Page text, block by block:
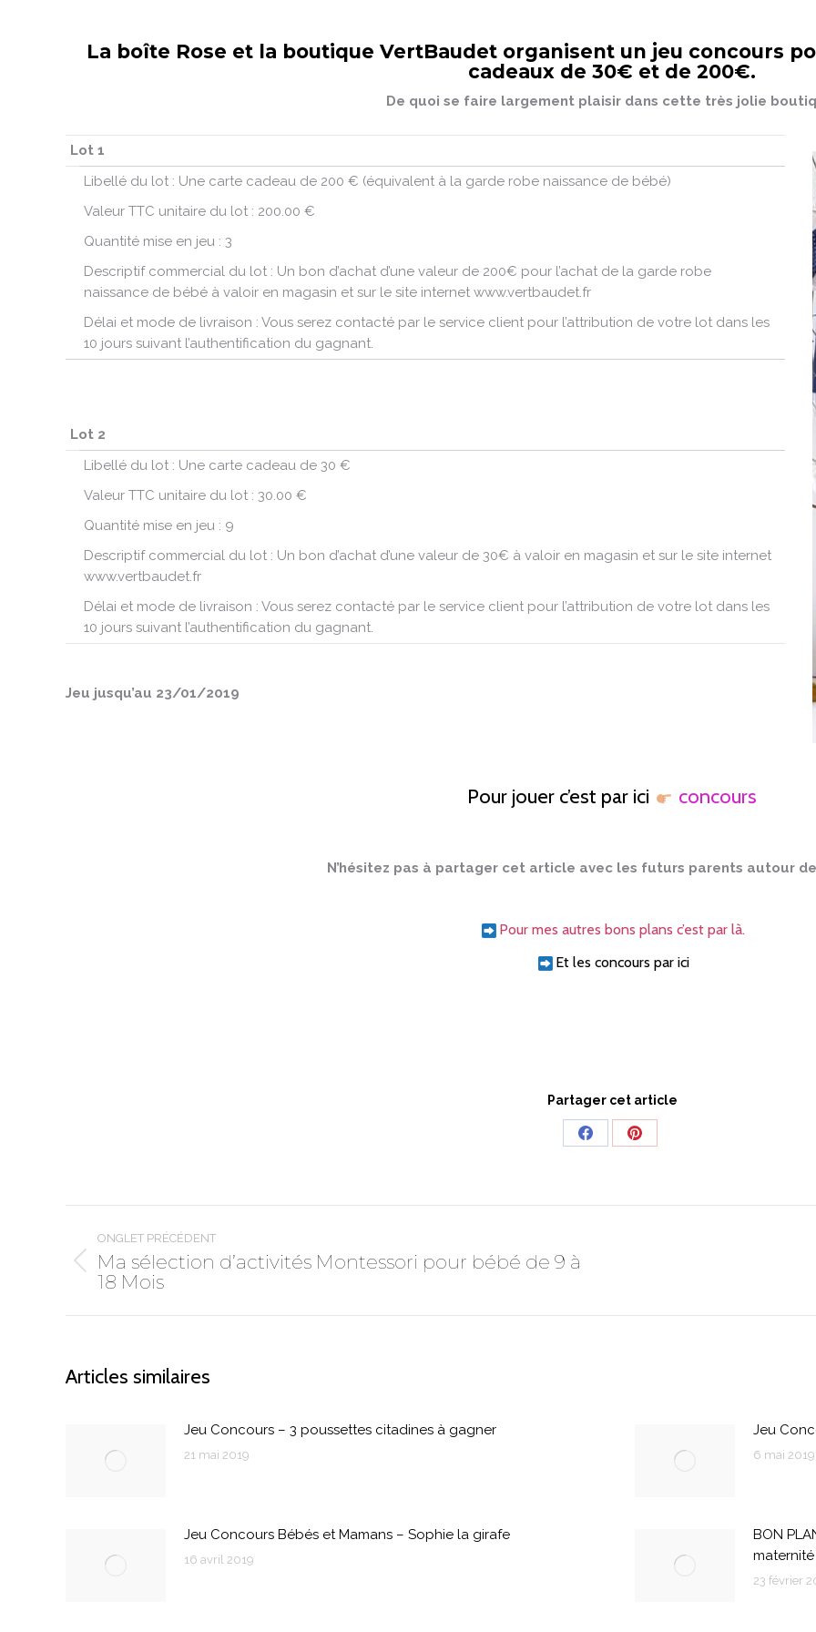
La boîte Rose et la boutique VertBaudet organisent un jeu concours
cadeaux de 30€ et de 200€.
De quoi se faire largement plaisir dans cette très jolie
Lot 1
Libellé du lot : Une carte cadeau de 200 € (équivalent à la garde robe naissance de bébé)
Valeur TTC unitaire du lot : 200.00 €
Quantité mise en jeu : 3
Descriptif commercial du lot : Un bon d’achat d’une valeur de 200€ pour l’achat de la garde robe
naissance de bébé à valoir en magasin et sur le site internet www.vertbaudet.fr
Délai et mode de livraison : Vous serez contacté par le service client pour l’attribution de votre lot dans les
10 jours suivant l’authentification du gagnant.
Lot 2
Libellé du lot : Une carte cadeau de 30 €
Valeur TTC unitaire du lot : 30.00 €
Quantité mise en jeu : 9
Descriptif commercial du lot : Un bon d’achat d’une valeur de 30€ à valoir en magasin et sur le site internet
www.vertbaudet.fr
Délai et mode de livraison : Vous serez contacté par le service client pour l’attribution de votre lot dans les
10 jours suivant l’authentification du gagnant.
Jeu jusqu’au 23/01/2019
Pour jouer c’est par ici concours
N’hésitez pas à partager cet article avec les futurs parents autour
Pour mes autres bons plans c’est par là.
Et les concours par ici
Partager cet article
Share
Share
Navigation
commentaire
ONGLET PRÉCÉDENT
Onglet
précédent
Ma sélection d’activités Montessori pour bébé de 9 à
18 Mois
Articles similaires
Jeu Concours – 3 poussettes citadines à gagner
21 mai 2019
Jeu
6 mai 2019
Jeu Concours Bébés et Mamans – Sophie la girafe
16 avril 2019
BON
maternité
23 février